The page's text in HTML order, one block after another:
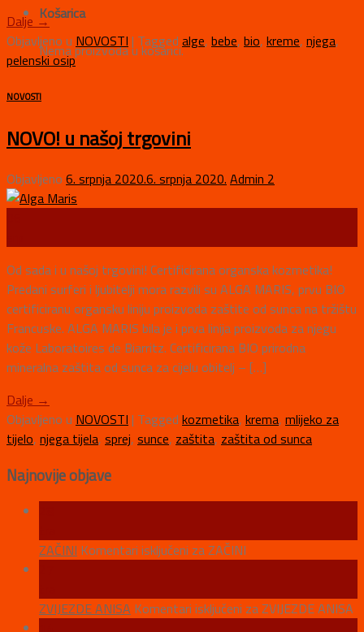
Košarica
Nema proizvoda u košarici.
Dalje →
Objavljeno u NOVOSTI | Tagged alge, bebe, bio, kreme, njega,
pelenski osip
NOVOSTI
NOVO! u našoj trgovini
Objavljeno 6. srpnja 2020.6. srpnja 2020. Admin 2
Od sada i u našoj trgovini! Certificirana organska kozmetika!
Predani surferi i ljubitelji mora razvili su ALGA MARIS, prvu BIO
certificiranu organsku liniju proizvoda zaštite od sunca na tržištu
Francuske. ALGA MARIS bila je i prva linija proizvoda za njegu
kože Laboratoires de Biarritz. Certificirana BIO prirodna
mineralna zaštita od sunca za cijelu obitelj – […]
Dalje →
Objavljeno u NOVOSTI | Tagged kozmetika, krema, mlijeko za
tijelo, njega tijela, sprej, sunce, zaštita, zaštita od sunca
Najnovije objave
ZAČINI Komentari isključeni za ZAČINI
ZVIJEZDE ANISA Komentari isključeni za ZVIJEZDE ANISA